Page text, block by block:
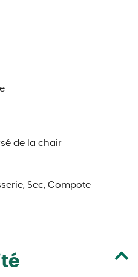
de la chair
Sec, Compote